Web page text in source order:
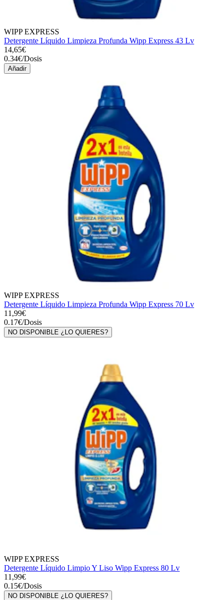
WIPP EXPRESS
Detergente Líquido Limpieza Profunda Wipp Express 43 Lv
14,65€
0.34€/Dosis
Añadir
WIPP EXPRESS
Detergente Líquido Limpieza Profunda Wipp Express 70 Lv
11,99€
0.17€/Dosis
NO DISPONIBLE ¿LO QUIERES?
WIPP EXPRESS
Detergente Líquido Limpio Y Liso Wipp Express 80 Lv
11,99€
0.15€/Dosis
NO DISPONIBLE ¿LO QUIERES?